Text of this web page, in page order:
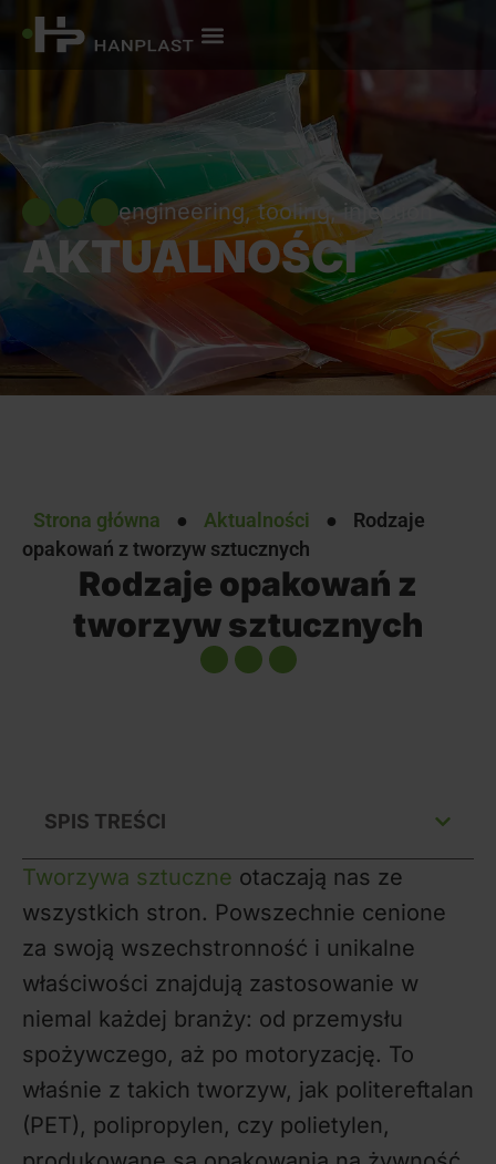
engineering, tooling, injection
AKTUALNOŚCI
Strona główna ● Aktualności ●
Rodzaje
opakowań z tworzyw sztucznych
Rodzaje opakowań z
tworzyw sztucznych
Tworzywa sztuczne otaczają nas ze
wszystkich stron. Powszechnie cenione
za swoją wszechstronność i unikalne
właściwości znajdują zastosowanie w
niemal każdej branży: od przemysłu
spożywczego, aż po motoryzację. To
właśnie z takich tworzyw, jak politereftalan
(PET), polipropylen, czy polietylen,
SPIS TREŚCI